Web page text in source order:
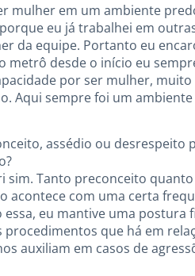
mulher em um ambiente
eu já trabalhei em
da equipe. Portanto eu
metrô desde o início eu
por ser mulher,
Aqui sempre foi um
assédio ou
Tanto preconceito
acontece com uma certa
eu mantive uma postura
que há em
auxiliam em casos de